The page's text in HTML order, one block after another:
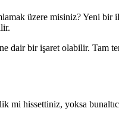
üzere misiniz? Yeni
dair bir işaret olabilir.
hissettiniz, yoksa bunaltıcı